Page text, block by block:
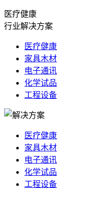
医疗健康
行业解决方案
医疗健康
家具木材
电子通讯
化学试品
工程设备
医疗健康
家具木材
电子通讯
化学试品
工程设备